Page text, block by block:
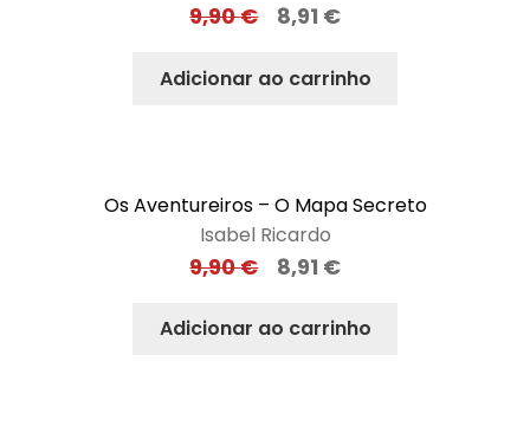
9,90€ 8,91 €
Adicionar ao carrinho
Os Aventureiros – O Mapa Secreto
Isabel Ricardo
9,90€ 8,91 €
Adicionar ao carrinho